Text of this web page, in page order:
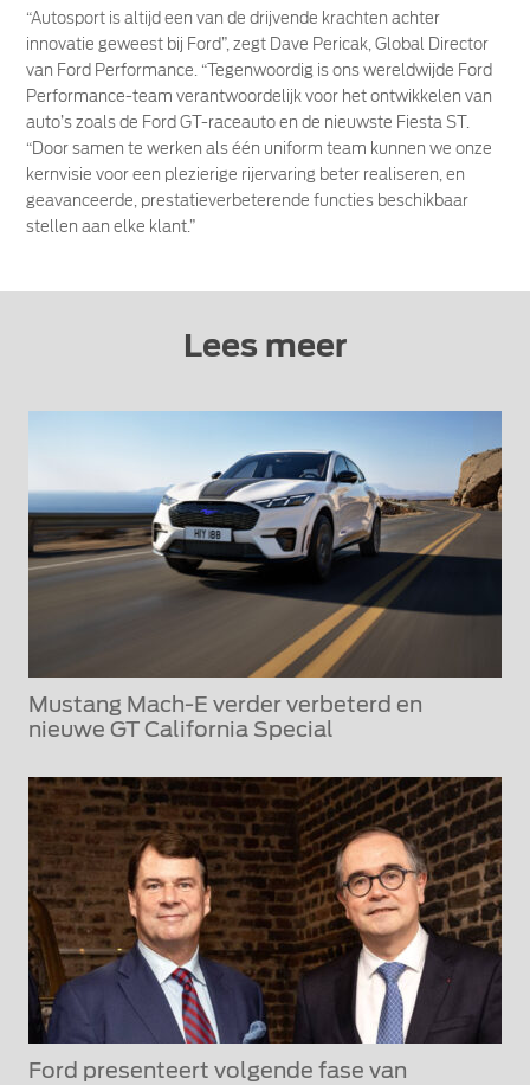
“Autosport is altijd een van de drijvende krachten achter
innovatie geweest bij Ford”, zegt Dave Pericak, Global Director
van Ford Performance. “Tegenwoordig is ons wereldwijde Ford
Performance-team verantwoordelijk voor het ontwikkelen van
auto’s zoals de Ford GT-raceauto en de nieuwste Fiesta ST.
“Door samen te werken als één uniform team kunnen we onze
kernvisie voor een plezierige rijervaring beter realiseren, en
geavanceerde, prestatieverbeterende functies beschikbaar
stellen aan elke klant.”
Lees meer
Mustang Mach-E verder verbeterd en
nieuwe GT California Special
Ford presenteert volgende fase van